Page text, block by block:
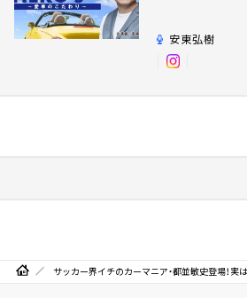
安東弘樹
サッカー界イチのカーマニア・都並敏史登場！実